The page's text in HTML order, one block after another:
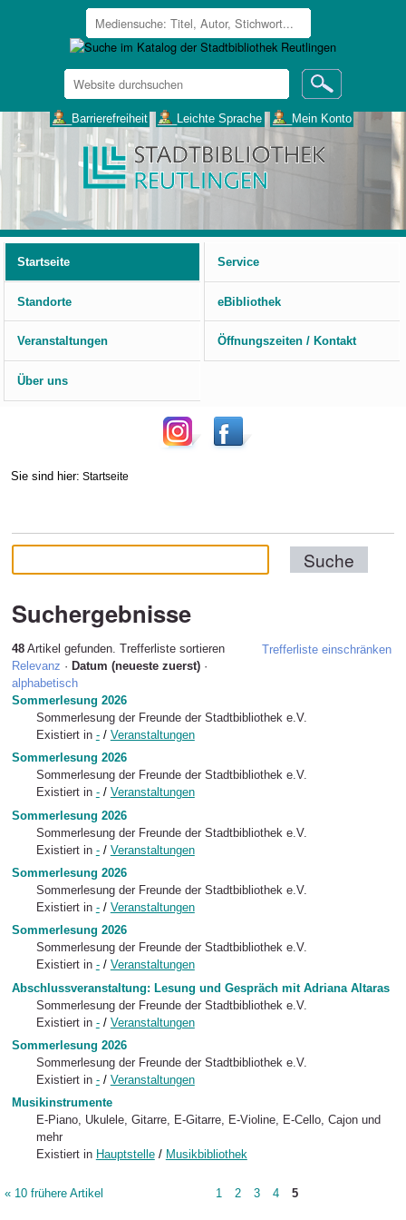
Website
durchsuchen
___Barrierefreiheit ___Leichte Sprache ___Mein Konto
Startseite
Service
Standorte eBibliothek
Veranstaltungen Öffnungszeiten / Kontakt
Über uns
Sie sind hier: Startseite
Suchergebnisse
48Artikel gefunden. Trefferliste einschränken
Trefferliste sortieren
Relevanz · Datum (neueste zuerst) ·
alphabetisch
Sommerlesung 2026
Sommerlesung der Freunde der Stadtbibliothek e.V.
Existiert in - / Veranstaltungen
Sommerlesung 2026
Sommerlesung der Freunde der Stadtbibliothek e.V.
Existiert in - / Veranstaltungen
Sommerlesung 2026
Sommerlesung der Freunde der Stadtbibliothek e.V.
Existiert in - / Veranstaltungen
Sommerlesung 2026
Sommerlesung der Freunde der Stadtbibliothek e.V.
Existiert in - / Veranstaltungen
Sommerlesung 2026
Sommerlesung der Freunde der Stadtbibliothek e.V.
Existiert in - / Veranstaltungen
Abschlussveranstaltung: Lesung und Gespräch mit Adriana Altaras
Sommerlesung der Freunde der Stadtbibliothek e.V.
Existiert in - / Veranstaltungen
Sommerlesung 2026
Sommerlesung der Freunde der Stadtbibliothek e.V.
Existiert in - / Veranstaltungen
Musikinstrumente
E-Piano, Ukulele, Gitarre, E-Gitarre, E-Violine, E-Cello, Cajon und
mehr
Existiert in Hauptstelle / Musikbibliothek
« 10 frühere Artikel 1 2 3 4 5